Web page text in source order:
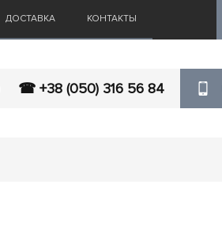
ДОСТАВКА КОНТАКТЫ
☎ +38 (050) 316 56 84